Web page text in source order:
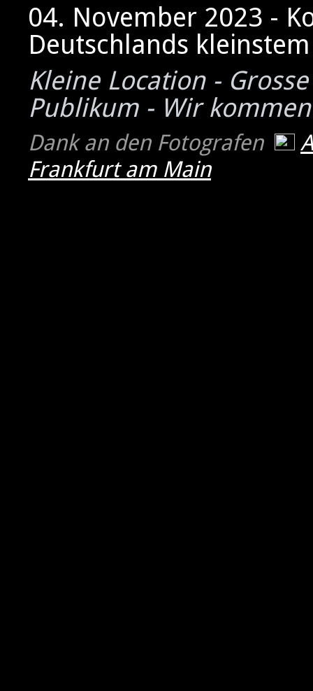
04. November 2023 -
Deutschlands
Kleine Location -
Publikum - Wir
Dank an den Fotografen
A
Frankfurt am Main